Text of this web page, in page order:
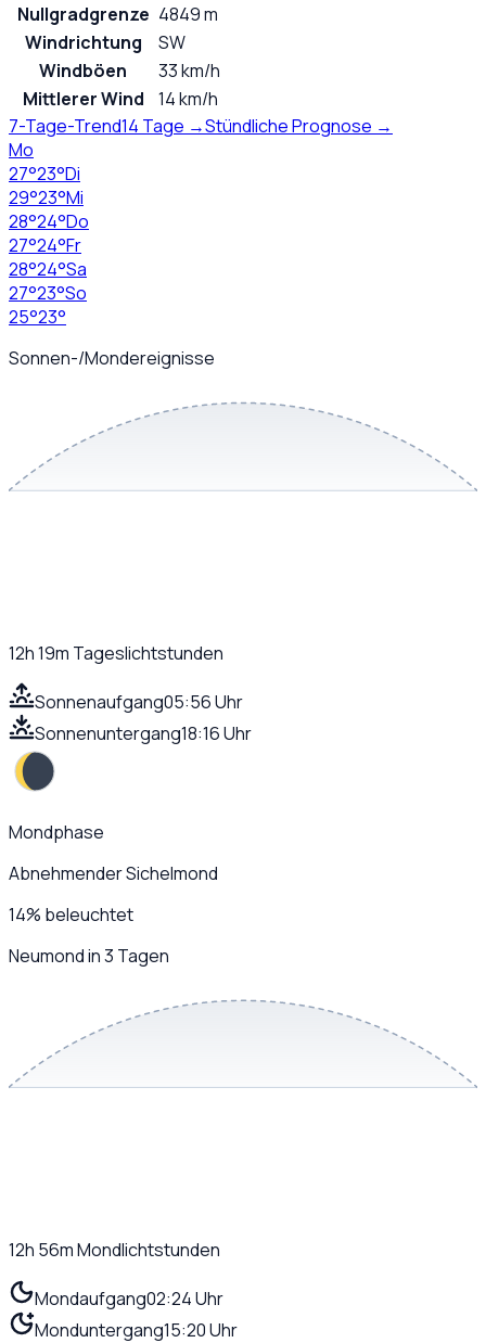
Nullgradgrenze 4849 m
Windrichtung
SW
Windböen
33 km/h
Mittlerer Wind
14 km/h
7-Tage-Trend14 Tage →Stündliche Prognose →
Mo
27°23°Di
29°23°Mi
28°24°Do
27°24°Fr
28°24°Sa
27°23°So
25°23°
Sonnen-/Mondereignisse
12h 19m Tageslichtstunden
Sonnenaufgang05:56 Uhr
Sonnenuntergang18:16 Uhr
Mondphase
Abnehmender Sichelmond
14% beleuchtet
Neumond in 3 Tagen
12h 56mMondlichtstunden
Mondaufgang02:24 Uhr
Monduntergang15:20 Uhr